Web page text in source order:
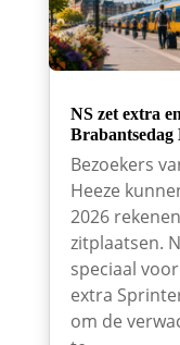
NS zet extra
Brabantsedag
Bezoekers
Heeze
2026
zitplaatsen.
speciaal
extra
om de